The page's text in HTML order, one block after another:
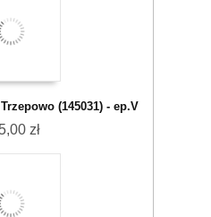
(145031) - ep.V
zł